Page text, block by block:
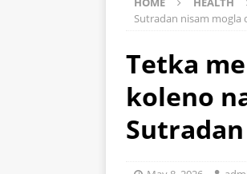
[
[
Sutradan nisam mogla
Tetka
koleno